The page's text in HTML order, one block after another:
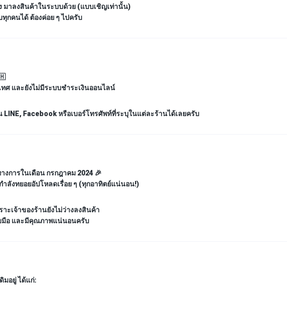
มาลงสินค้าในระบบด้วย (แบบเชิญเท่านั้น)
กคนได้ ต้องค่อย ๆ ไปครับ
ศ และยังไม่มีระบบชำระเงินออนไลน์
LINE, Facebookหรือเบอร์โทรศัพท์ที่ระบุในแต่ละร้านได้เลยครับ
งการในเดือน กรกฎาคม 2024 🎉
ลังทยอยอัปโหลดเรื่อย ๆ (ทุกอาทิตย์แน่นอน!)
ะเจ้าของร้านยังไม่ว่างลงสินค้า
มือ และมีคุณภาพแน่นอนครับ
มอยู่ ได้แก่: